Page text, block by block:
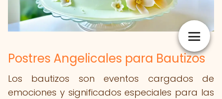
Postres Angelicales para Bautizos
Los bautizos son eventos cargados de
emociones y significados especiales para las